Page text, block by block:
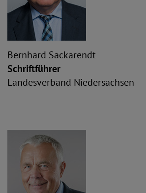
Bernhard Sackarendt
Schriftführer
Landesverband Niedersachsen